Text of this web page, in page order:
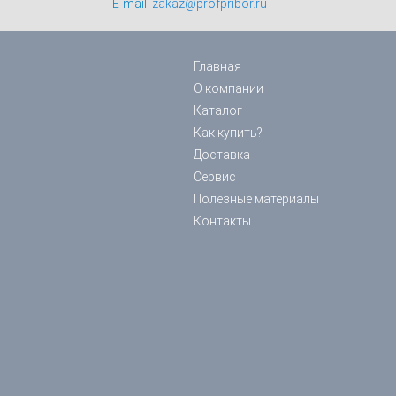
E-mail: zakaz@profpribor.ru
Главная
О компании
Каталог
Как купить?
Доставка
Сервис
Полезные материалы
Контакты